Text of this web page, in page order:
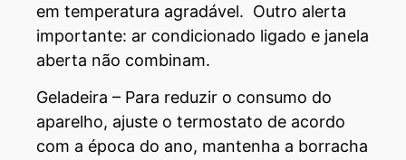
em temperatura agradável. Outro alerta
importante: ar condicionado ligado e janela
aberta não combinam.
Geladeira – Para reduzir o consumo do
aparelho, ajuste o termostato de acordo
com a época do ano, mantenha a borracha